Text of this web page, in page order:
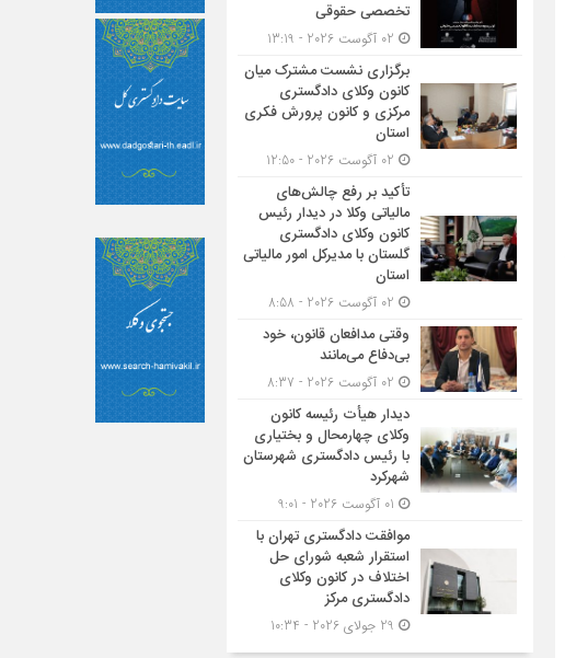
تخصصی حقوقی
برگزاری نشست مشترک میان
کانون وکلای دادگستری
مرکزی و کانون پرورش فکری
استان
تأکید بر رفع چالش‌های
مالیاتی وکلا در دیدار رئیس
کانون وکلای دادگستری
گلستان با مدیرکل امور مالیاتی
استان
وقتی مدافعان قانون، خود
بی‌دفاع می‌مانند
دیدار هیأت رئیسه کانون
وکلای چهارمحال و بختیاری
با رئیس دادگستری شهرستان
شهرکرد
موافقت دادگستری تهران با
استقرار شعبه شورای حل
اختلاف در کانون وکلای
دادگستری مرکز